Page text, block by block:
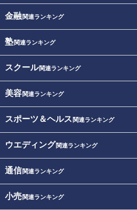
金融関連ランキング
塾関連ランキング
スクール関連ランキング
美容関連ランキング
スポーツ＆ヘルス 関連ランキング
ウエディング関連ランキング
通信関連ランキング
小売関連ランキング